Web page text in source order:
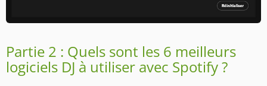
Partie 2 : Quels sont les 6 meilleurs
logiciels DJ à utiliser avec Spotify ?